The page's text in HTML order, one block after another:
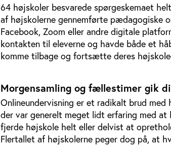
64 højskoler besvarede spørgeskemaet
af højskolerne gennemførte pædagogiske
Facebook, Zoom eller andre digitale
kontakten til eleverne og havde både et
komme tilbage og fortsætte deres
Morgensamling og fællestimer gik
Onlineundervisning er et radikalt brud
der var generelt meget lidt erfaring med
fjerde højskole helt eller delvist at
Flertallet af højskolerne peger dog på, at